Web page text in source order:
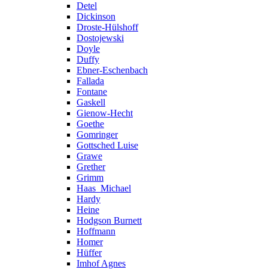
Detel
Dickinson
Droste-Hülshoff
Dostojewski
Doyle
Duffy
Ebner-Eschenbach
Fallada
Fontane
Gaskell
Gienow-Hecht
Goethe
Gomringer
Gottsched Luise
Grawe
Grether
Grimm
Haas_Michael
Hardy
Heine
Hodgson Burnett
Hoffmann
Homer
Hüffer
Imhof Agnes